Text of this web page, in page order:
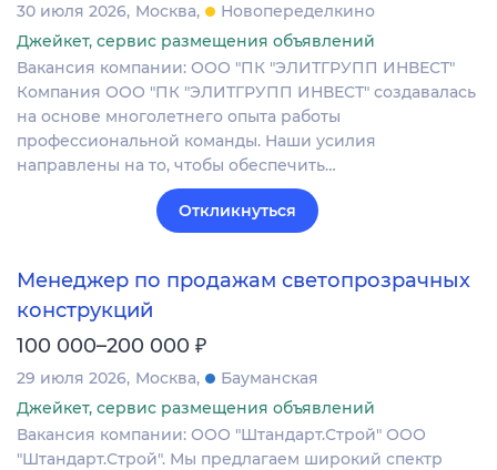
30 июля 2026 Москва
Новопеределкино
Джейкет, сервис размещения объявлений
Вакансия компании: ООО "ПК "ЭЛИТГРУПП ИНВЕСТ"
Компания ООО "ПК "ЭЛИТГРУПП ИНВЕСТ" создавалась
на основе многолетнего опыта работы
профессиональной команды. Наши усилия
направлены на то, чтобы обеспечить…
Откликнуться
Менеджер по продажам светопрозрачных
конструкций
100 000–200 000 ₽
29 июля 2026 Москва
Бауманская
Джейкет, сервис размещения объявлений
Вакансия компании: ООО "Штандарт.Строй" ООО
"Штандарт.Строй". Мы предлагаем широкий спектр